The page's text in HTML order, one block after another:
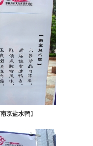
南京盐水鸭】